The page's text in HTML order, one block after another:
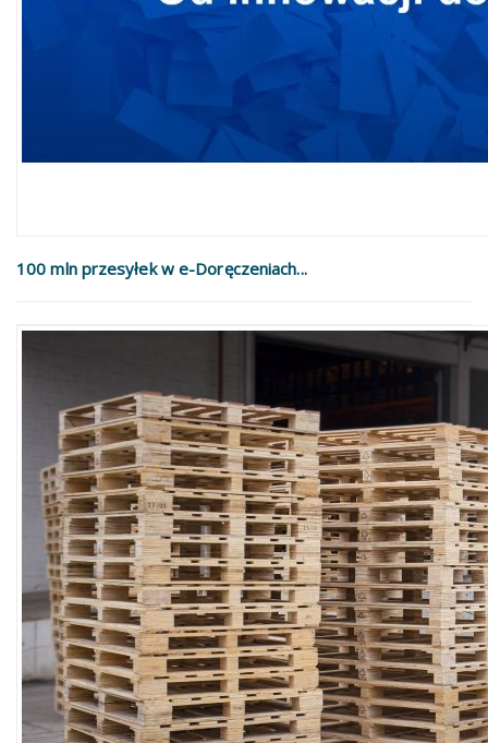
100 mln przesyłek w e-Doręczeniach...